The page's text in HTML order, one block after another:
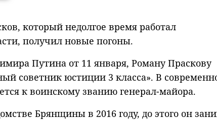
который недолгое время работал
получил новые погоны.
Путина от 11 января, Роману Праскову
советник юстиции 3 класса». В
к воинскому званию генерал-майора.
Брянщины в 2016 году, до этого он